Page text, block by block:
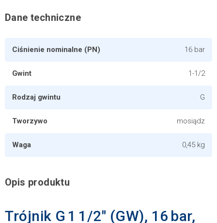
Dane techniczne
Ciśnienie nominalne (PN) 16 bar
Gwint 1-1/2
Rodzaj gwintu G
Tworzywo mosiądz
Waga 0,45 kg
Opis produktu
Trójnik G 1 1/2" (GW), 16 bar,